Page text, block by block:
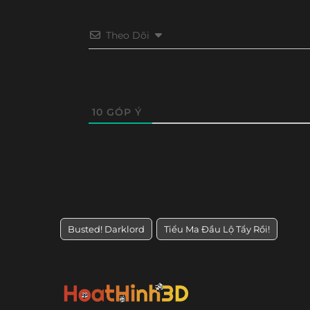
Theo Dõi
10 GÓP Ý
Busted! Darklord Tiểu Ma Đầu Lộ Tẩy Rồi!